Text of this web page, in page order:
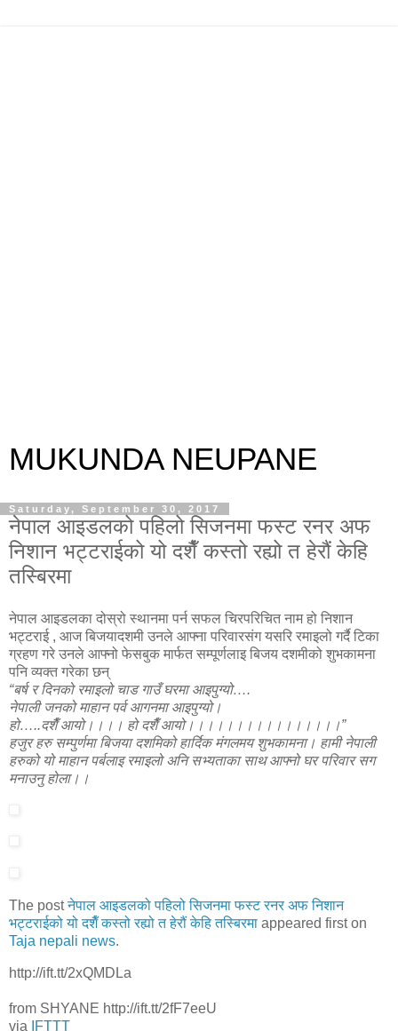
MUKUNDA NEUPANE
Saturday, September 30, 2017
नेपाल आइडलको पहिलो सिजनमा फस्ट रनर अफ
निशान भट्टराईको यो दशैँ कस्तो रह्यो त हेरौं केहि
तस्बिरमा
नेपाल आइडलका दोस्रो स्थानमा पर्न सफल चिरपरिचित नाम हो निशान
भट्टराई , आज बिजयादशमी उनले आफ्ना परिवारसंग यसरि रमाइलो गर्दै टिका
ग्रहण गरे उनले आफ्नो फेसबुक मार्फत सम्पूर्णलाइ बिजय दशमीको शुभकामना
पनि व्यक्त गरेका छन्
“बर्ष र दिनको रमाइलो चाड गाउँ घरमा आइपुग्यो….
नेपाली जनको माहान पर्व आगनमा आइपुग्यो।
हो…..दशैँ आयो।।।। हो दशैँ आयो।।।।।।।।।।।।।।।।”
हजुर हरु सम्पुर्णमा बिजया दशमिको हार्दिक मंगलमय शुभकामना। हामी नेपाली
हरुको यो माहान पर्बलाइ रमाइलो अनि सभ्यताका साथ आफ्नो घर परिवार सग
मनाउनु होला।।
The postनेपाल आइडलको पहिलो सिजनमा फस्ट रनर अफ निशान
भट्टराईको यो दशैँ कस्तो रह्यो त हेरौं केहि तस्बिरमा appeared first on
Taja nepali news.
http://ift.tt/2xQMDLa
from SHYANE http://ift.tt/2fF7eeU
via
IFTTT